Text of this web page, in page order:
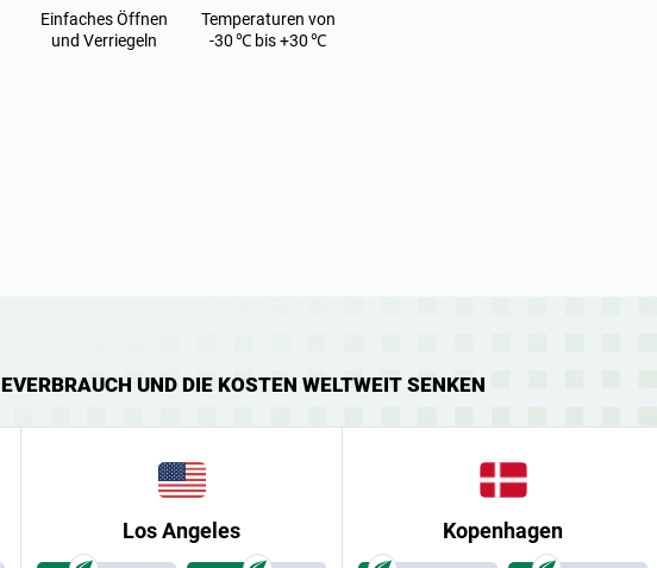
Einfaches Öffnen
und Verriegeln
Temperaturen von
-30 ℃ bis +30 ℃
UND DIE KOSTEN WELTWEIT SENKEN
Los Angeles Kopenhagen